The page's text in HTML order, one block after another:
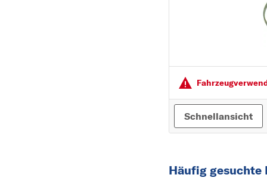
Schnellansicht
Häufig gesuchte